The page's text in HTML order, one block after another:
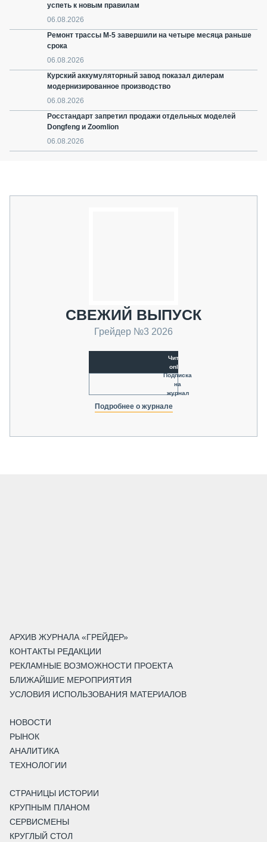
успеть к новым правилам
06.08.2026
Ремонт трассы М-5 завершили на четыре месяца раньше
срока
06.08.2026
Курский аккумуляторный завод показал дилерам
модернизированное производство
06.08.2026
Росстандарт запретил продажи отдельных моделей
Dongfeng и Zoomlion
06.08.2026
СВЕЖИЙ ВЫПУСК
Грейдер №3 2026
Читать
online
Подписка
на
журнал
Подробнее о журнале
АРХИВ ЖУРНАЛА «ГРЕЙДЕР»
КОНТАКТЫ РЕДАКЦИИ
РЕКЛАМНЫЕ ВОЗМОЖНОСТИ ПРОЕКТА
БЛИЖАЙШИЕ МЕРОПРИЯТИЯ
УСЛОВИЯ ИСПОЛЬЗОВАНИЯ МАТЕРИАЛОВ
НОВОСТИ
РЫНОК
АНАЛИТИКА
ТЕХНОЛОГИИ
СТРАНИЦЫ ИСТОРИИ
КРУПНЫМ ПЛАНОМ
СЕРВИСМЕНЫ
КРУГЛЫЙ СТОЛ